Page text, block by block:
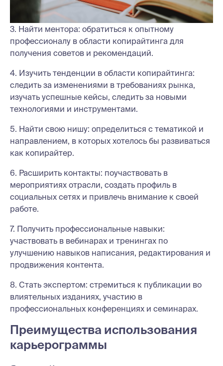
3. Найти ментора: обратиться к опытному
профессионалу в области копирайтинга для
получения советов и рекомендаций.
4. Изучить тенденции в области копирайтинга:
следить за изменениями в требованиях рынка,
изучать успешные кейсы, следить за новыми
технологиями и инструментами.
5. Найти свою нишу: определиться с тематикой и
направлением, в которых хотелось бы развиваться
как копирайтер.
6. Расширить контакты: поучаствовать в
мероприятиях отрасли, создать профиль в
социальных сетях и привлечь внимание к своей
работе.
7. Получить профессиональные навыки:
участвовать в вебинарах и тренингах по
улучшению навыков написания, редактирования и
продвижения контента.
8. Стать экспертом: стремиться к публикации во
влиятельных изданиях, участию в
профессиональных конференциях и семинарах.
Преимущества использования
карьерограммы